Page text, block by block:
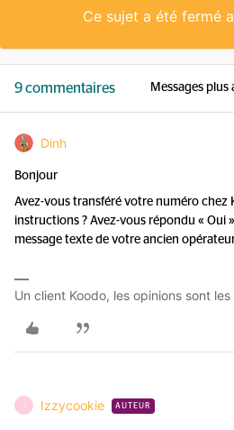
Ce sujet a été fermé
9 commentaires Messages plus
Dinh
Bonjour
Avez-vous transféré votre numéro chez
instructions ? Avez-vous répondu « Oui
message texte de votre ancien
Un client Koodo, les opinions sont les
Izzycookie AUTEUR